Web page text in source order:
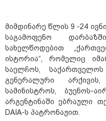
მიმდინარე წლის 9 -24
საგამოფენო
სახელწოდებით
ისტორია“, რომელიც
საელჩოს,
გენერალური
სამინისტროს, ბუენოს-
არგენტინაში ებრაული
DAIA-ს პატრონაჟით.